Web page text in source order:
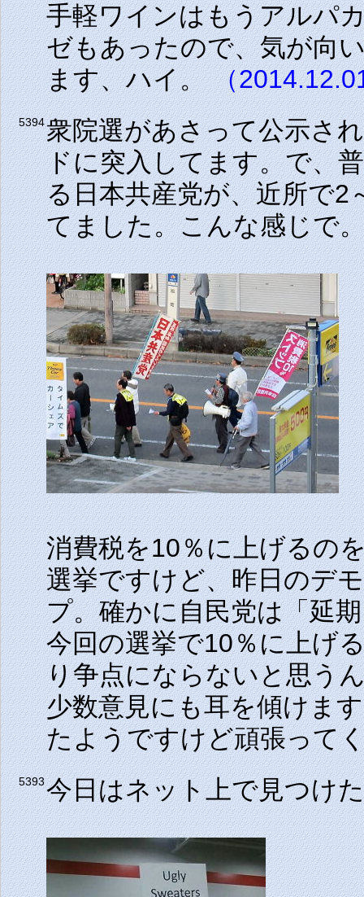
手軽ワインはもうアルパ
ゼもあったので、気が向
ます、ハイ。（
5394衆院選があさって公示さ
ドに突入してます。で、
る日本共産党が、近所で2
てました。こんな感じで
消費税を10％に上げるの
選挙ですけど、昨日のデ
プ。確かに自民党は「延
今回の選挙で10％に上げ
り争点にならないと思う
少数意見にも耳を傾けま
たようですけど頑張って
5393今日はネット上で見つけ